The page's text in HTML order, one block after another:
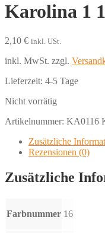
Karolina 1
2,10 € inkl. USt.
inkl. MwSt. zzgl.
Lieferzeit: 4-5 Tage
Nicht vorrätig
Artikelnummer: KA0116
Zusätzliche
Rezensionen (0)
Zusätzliche
Farbnummer 16